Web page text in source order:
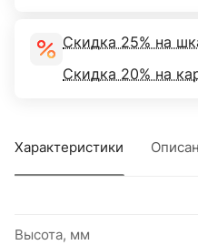
Скидка 25% на
Скидка 20% на
Характеристики
Высота, мм